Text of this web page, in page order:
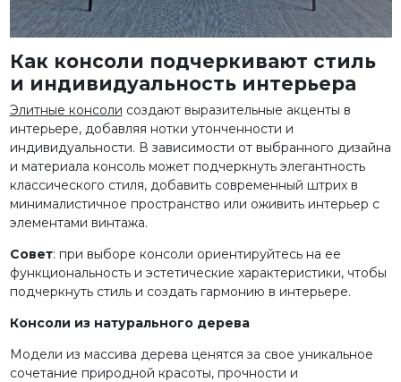
Как консоли подчеркивают стиль
и индивидуальность интерьера
Элитные консоли создают выразительные акценты в
интерьере, добавляя нотки утонченности и
индивидуальности. В зависимости от выбранного дизайна
и материала консоль может подчеркнуть элегантность
классического стиля, добавить современный штрих в
минималистичное пространство или оживить интерьер с
элементами винтажа.
Совет: при выборе консоли ориентируйтесь на ее
функциональность и эстетические характеристики, чтобы
подчеркнуть стиль и создать гармонию в интерьере.
Консоли из натурального дерева
Модели из массива дерева ценятся за свое уникальное
сочетание природной красоты, прочности и